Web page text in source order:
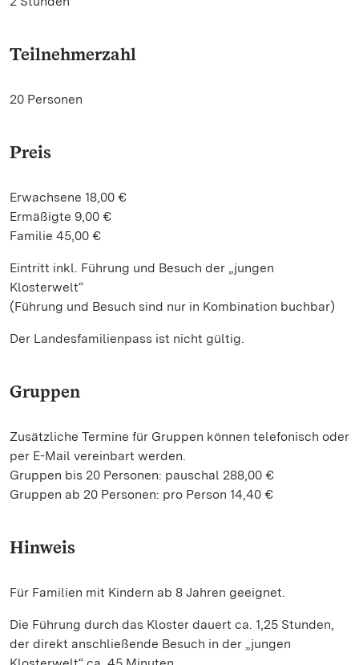
Teilnehmerzahl
20 Personen
Preis
Erwachsene 18,00 €
Ermäßigte 9,00 €
Familie 45,00 €
Eintritt inkl. Führung und Besuch der „jungen
Klosterwelt“
(Führung und Besuch sind nur in Kombination buchbar)
Der Landesfamilienpass ist nicht gültig.
Gruppen
Zusätzliche Termine für Gruppen können telefonisch oder
per E-Mail vereinbart werden.
Gruppen bis 20 Personen: pauschal 288,00 €
Gruppen ab 20 Personen: pro Person 14,40 €
Hinweis
Für Familien mit Kindern ab 8 Jahren geeignet.
Die Führung durch das Kloster dauert ca. 1,25 Stunden,
der direkt anschließende Besuch in der „jungen